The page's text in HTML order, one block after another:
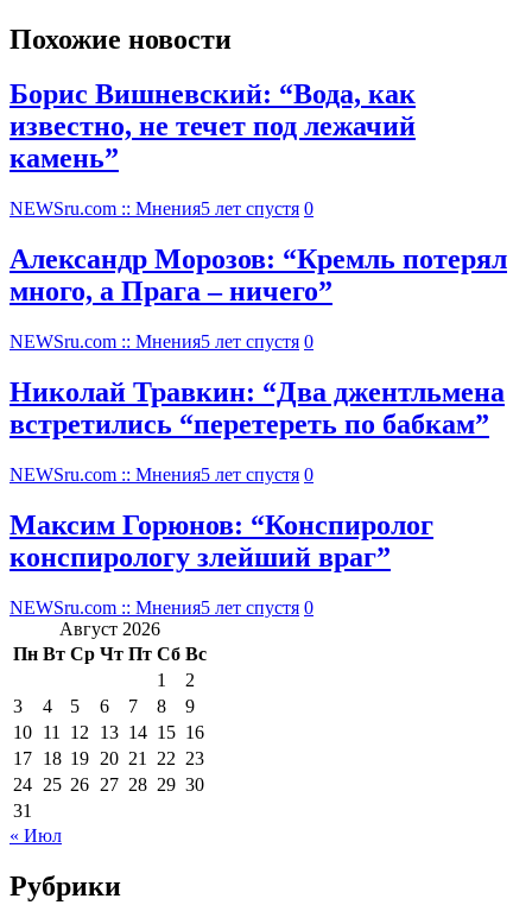
Похожие новости
Борис Вишневский: “Вода, как
известно, не течет под лежачий
камень”
NEWSru.com :: Мнения5 лет спустя 0
Александр Морозов: “Кремль потерял
много, а Прага – ничего”
NEWSru.com :: Мнения5 лет спустя 0
Николай Травкин: “Два джентльмена
встретились “перетереть по бабкам”
NEWSru.com :: Мнения5 лет спустя 0
Максим Горюнов: “Конспиролог
конспирологу злейший враг”
NEWSru.com :: Мнения5 лет спустя 0
Август 2026
Пн Вт Ср Чт Пт Сб Вс
1
2
3
4 5 6 7 8
9
10 11 12 13 14 15 16
17 18 19 20 21 22 23
24 25 26 27 28 29 30
31
« Июл
Рубрики